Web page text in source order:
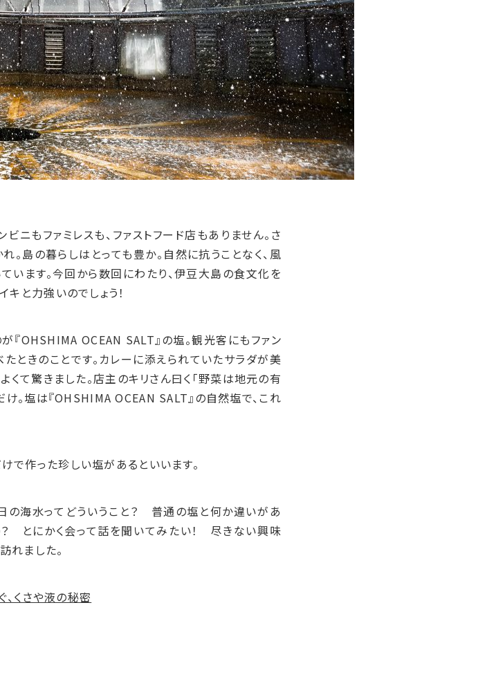
もファミレスも、ファストフード店もありません。さ
。島の暮らしはとっても豊か。自然に抗うことなく、風
います。今回から数回にわたり、伊豆大島の食文化を
キと力強いのでしょう！
『OHSHIMA OCEAN SALT』の塩。観光客にもファン
ときのことです。カレーに添えられていたサラダが美
くて驚きました。店主のキリさん曰く「野菜は地元の有
。塩は『OHSHIMA OCEAN SALT』の自然塩で、これ
で作った珍しい塩があるといいます。
の海水ってどういうこと？ 普通の塩と何か違いがあ
とにかく会って話を聞いてみたい！ 尽きない興味
れました。
くさや液の秘密